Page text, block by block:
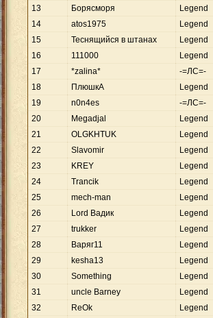
13
Борясморя Legend
14
atos1975 Legend
15
Теснящийся в штанах Legend
16
111000 Legend
17
*zalina* -=ЛС=-
18
ПлюшкА Legend
19
n0n4es -=ЛС=-
20
Megadjal Legend
21
OLGKHTUK Legend
22
Slavomir Legend
23
KREY Legend
24
Trancik Legend
25
mech-man Legend
26
Lord Вадик Legend
27
trukker Legend
28
Варяг11 Legend
29
kesha13 Legend
30
Something Legend
31
uncle Barney Legend
32
ReOk Legend